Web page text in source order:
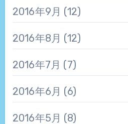
2016年9月 (12)
2016年8月 (12)
2016年7月 (7)
2016年6月 (6)
2016年5月 (8)